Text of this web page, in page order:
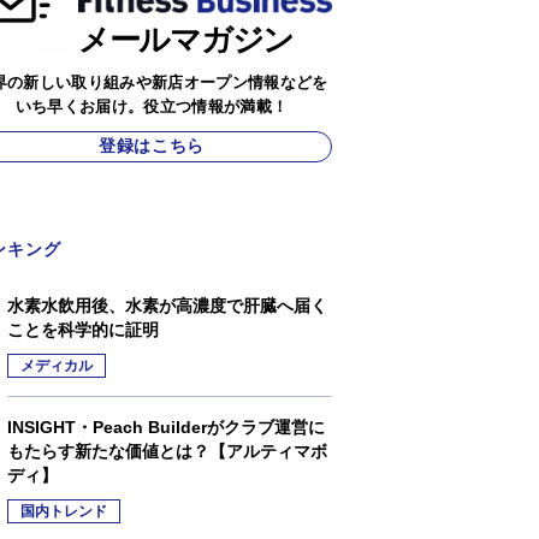
メールマガジン
の新しい取り組みや新店オープン情報などを
いち早くお届け。役立つ情報が満載！
登録はこちら
キング
水素水飲用後、水素が高濃度で肝臓へ届く
ことを科学的に証明
メディカル
INSIGHT・Peach Builderがクラブ運営に
もたらす新たな価値とは？【アルティマボ
ディ】
国内トレンド